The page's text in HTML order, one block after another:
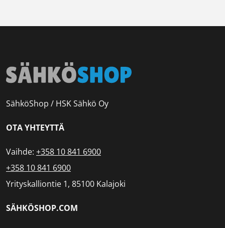
SähköShop / HSK Sähkö Oy
OTA YHTEYTTÄ
Vaihde: +358 10 841 6900
+358 10 841 6900
Yrityskalliontie 1, 85100 Kalajoki
SÄHKÖSHOP.COM